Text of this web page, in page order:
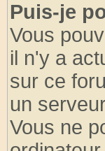
Puis-je
Vous
il n'y a
sur ce
un
Vous ne